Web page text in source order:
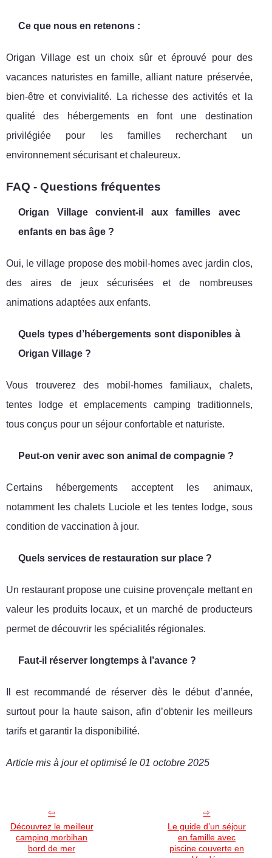
Ce que nous en retenons :
Origan Village est un choix sûr et éprouvé pour des
vacances naturistes en famille, alliant nature préservée,
bien-être et convivialité. La richesse des activités et la
qualité des hébergements en font une destination
privilégiée pour les familles recherchant un
environnement sécurisant et chaleureux.
FAQ - Questions fréquentes
Origan Village convient-il aux familles avec
enfants en bas âge ?
Oui, le village propose des mobil-homes avec jardin clos,
des aires de jeux sécurisées et de nombreuses
animations adaptées aux enfants.
Quels types d’hébergements sont disponibles à
Origan Village ?
Vous trouverez des mobil-homes familiaux, chalets,
tentes lodge et emplacements camping traditionnels,
tous conçus pour un séjour confortable et naturiste.
Peut-on venir avec son animal de compagnie ?
Certains hébergements acceptent les animaux,
notamment les chalets Luciole et les tentes lodge, sous
condition de vaccination à jour.
Quels services de restauration sur place ?
Un restaurant propose une cuisine provençale mettant en
valeur les produits locaux, et un marché de producteurs
permet de découvrir les spécialités régionales.
Faut-il réserver longtemps à l’avance ?
Il est recommandé de réserver dès le début d’année,
surtout pour la haute saison, afin d’obtenir les meilleurs
tarifs et garantir la disponibilité.
Article mis à jour et optimisé le 01 octobre 2025
Découvrez le meilleur
camping morbihan
bord de mer
Le guide d’un séjour
en famille avec
piscine couverte en